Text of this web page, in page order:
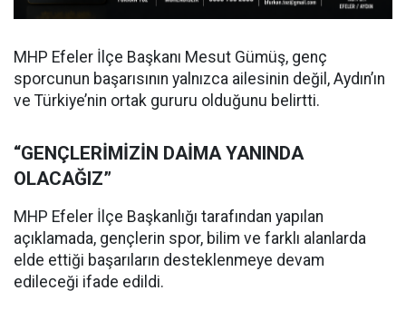
MHP Efeler İlçe Başkanı Mesut Gümüş, genç
sporcunun başarısının yalnızca ailesinin değil, Aydın’ın
ve Türkiye’nin ortak gururu olduğunu belirtti.
“GENÇLERİMİZİN DAİMA YANINDA
OLACAĞIZ”
MHP Efeler İlçe Başkanlığı tarafından yapılan
açıklamada, gençlerin spor, bilim ve farklı alanlarda
elde ettiği başarıların desteklenmeye devam
edileceği ifade edildi.